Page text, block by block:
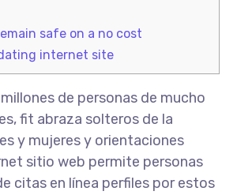
safe on a no cost
internet site
de personas de mucho
fit abraza solteros de la
y mujeres y orientaciones
sitio web permite personas
citas en línea perfiles por estos